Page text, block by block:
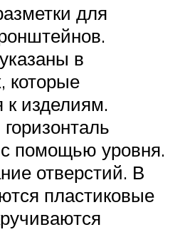
для
в
которые
к изделиям.
помощью уровня.
отверстий. В
пластиковые